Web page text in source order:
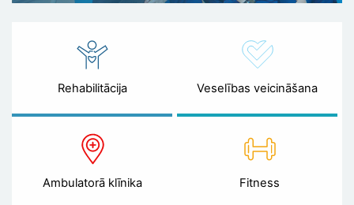
Rehabilitācija Veselības veicināšana
Ambulatorā klīnika Fitness